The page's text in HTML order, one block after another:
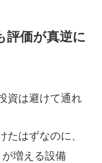
評価が真逆に
資は避けて通れ
たはずなのに、
が増える設備